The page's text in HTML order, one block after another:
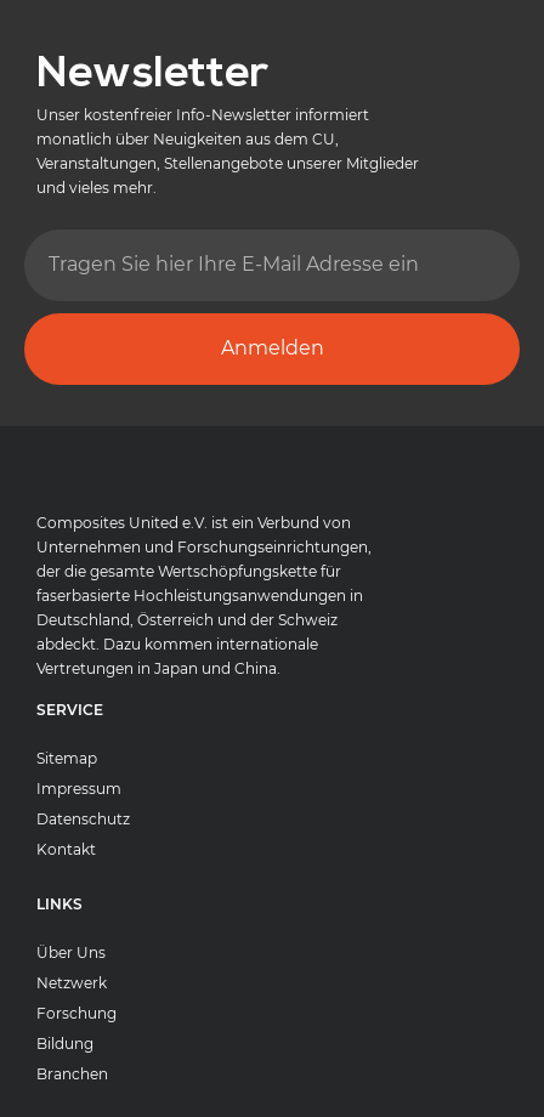
Newsletter
Unser kostenfreier Info-Newsletter informiert
monatlich über Neuigkeiten aus dem CU,
Veranstaltungen, Stellenangebote unserer Mitglieder
und vieles mehr.
Anmelden
Composites United e.V. ist ein Verbund von
Unternehmen und Forschungseinrichtungen,
der die gesamte Wertschöpfungskette für
faserbasierte Hochleistungsanwendungen in
Deutschland, Österreich und der Schweiz
abdeckt. Dazu kommen internationale
Vertretungen in Japan und China.
SERVICE
Sitemap
Impressum
Datenschutz
Kontakt
LINKS
Über Uns
Netzwerk
Forschung
Bildung
Branchen